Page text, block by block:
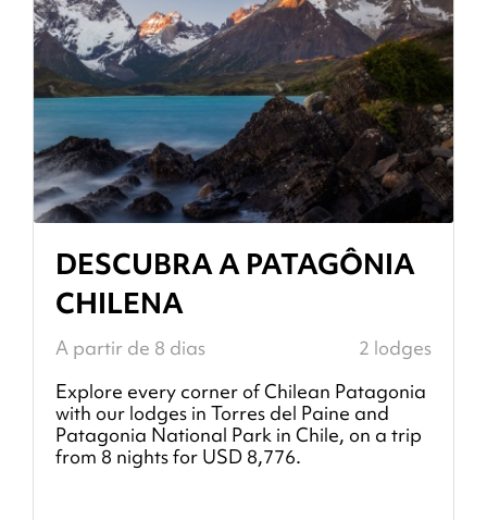
DESCUBRA A PATAGÔNIA
CHILENA
A partir de 8 dias
2 lodges
Explore every corner of Chilean Patagonia
with our lodges in Torres del Paine and
Patagonia National Park in Chile, on a trip
from 8 nights for USD 8,776.